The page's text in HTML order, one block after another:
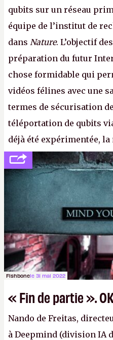
qubits sur un réseau
équipe de l’institut de
dans Nature. L’objectif
préparation du futur
chose formidable qui
vidéos félines avec une
termes de sécurisation
téléportation de qubits
déjà été expérimentée,
concerne le recours à
pas dire un réseau
(avec l’option Péritel). (
Crédit photo : QuTech /
Fishbonele 31 mai 2022
« Fin de partie ».
Nando de Freitas,
à Deepmind (division IA